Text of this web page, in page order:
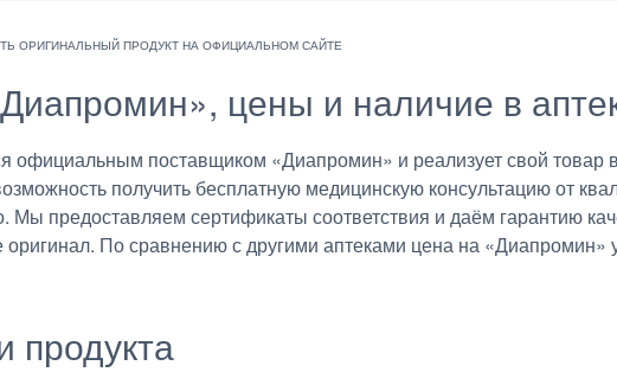
цены и наличие в
официальным поставщиком «Диапромин» и реализует свой товар
получить бесплатную медицинскую консультацию от
Мы предоставляем сертификаты соответствия и даём гарантию
оригинал. По сравнению с другими аптеками цена на «Диапромин»
продукта